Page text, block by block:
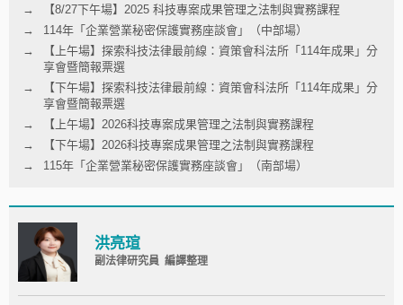
【8/27下午場】2025 科技專案成果管理之法制與實務課程
114年「企業營業秘密保護實務座談會」（中部場）
【上午場】探索科技法律最前線：資策會科法所「114年成果」分
享會暨簡報票選
【下午場】探索科技法律最前線：資策會科法所「114年成果」分
享會暨簡報票選
【上午場】2026科技專案成果管理之法制與實務課程
【下午場】2026科技專案成果管理之法制與實務課程
115年「企業營業秘密保護實務座談會」（南部場）
洪亮瑄
副法律研究員 編譯整理